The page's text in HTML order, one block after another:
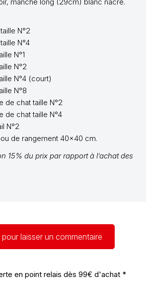
N°2
N°4
N°1
N°2
N°4 (court)
N°8
de chat taille N°2
de chat taille N°4
N°2
de rangement 40x40 cm.
15% du prix par rapport à l’achat des
pour laisser un commentaire
en point relais dès 99€ d'achat *